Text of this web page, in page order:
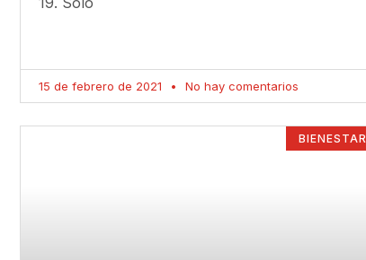
15 de febrero de 2021 No hay comentarios
BIENESTAR